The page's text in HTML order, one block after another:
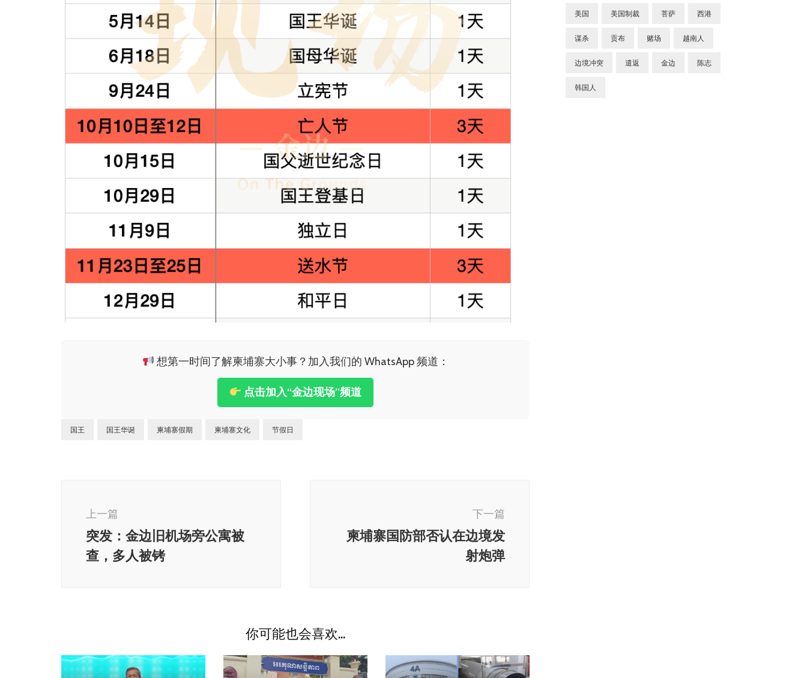
想第一时间了解柬埔寨大小事？加入我们的 WhatsApp 频道：
点击加入“金边现场”频道
国王 国王华诞 柬埔寨假期 柬埔寨文化 节假日
上一篇
突发：金边旧机场旁公寓被
查，多人被铐
下一篇
柬埔寨国防部否认在边境发
射炮弹
你可能也会喜欢...
美国 美国制裁 菩萨 西港
谋杀 贡布 赌场 越南人
边境冲突 遣返 金边 陈志
韩国人